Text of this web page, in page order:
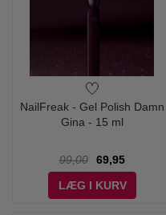
NailFreak - Gel Polish Damn
Gina - 15 ml
99,00
69,95
LÆG I KURV